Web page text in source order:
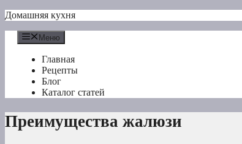
Перейти
содержимому
Домашняя кухня
Меню
Главная
Рецепты
Блог
Каталог статей
Преимущества жалюзи